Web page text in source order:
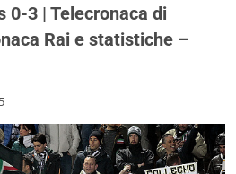
0-3 | Telecronaca di
Rai e statistiche –